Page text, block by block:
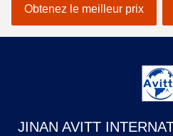
construction civile
Obtenez le meilleur prix
JINAN AVITT